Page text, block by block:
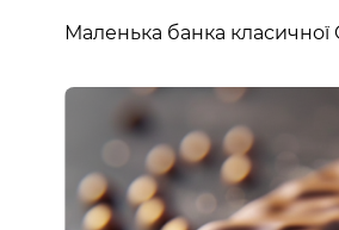
область, Україна,
Маленька банка класичної